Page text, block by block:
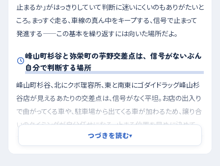
止まるか」がはっきりしていて判断に迷いにくいのもありがたいと
ころ。まっすぐ走る、車線の真ん中をキープする、信号で止まって
発進する——この基本を繰り返すには向いた場所だよ。
峰山町杉谷と弥栄町の芋野交差点は、信号がないぶん
自分で判断する場所
峰山町杉谷、北にクボ理容所、東と南東にゴダイドラッグ峰山杉
谷店が見えるあたりの交差点は、信号がなく平坦。お店の出入り
で曲がってくる車や、駐車場から出てくる車が加わるため、譲り合
いのタイミングが自分任せになる。止まる位置を早めに決めて、
左右をゆっくり二度見る癖をつけたい。もうひとつ、弥栄町堤の芋
つづきを読む▾